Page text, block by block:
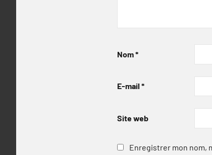
Nom*
E-mail *
Site web
Enregistrer mon nom,